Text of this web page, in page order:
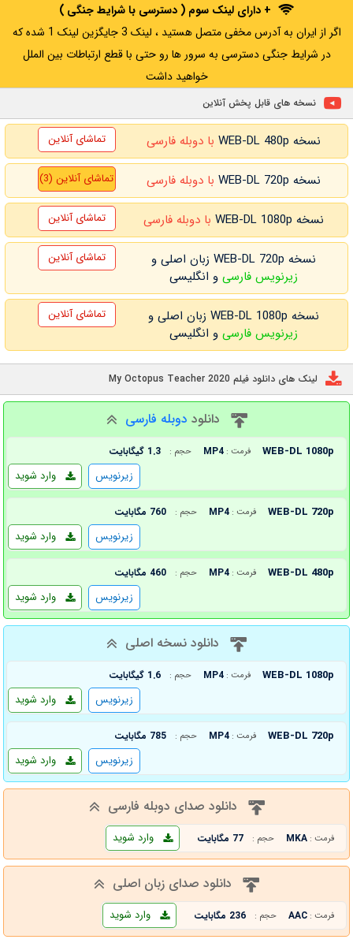
+ دارای لینک سوم ( دسترسی با شرایط جنگی )
اگر از ایران به آدرس مخفی متصل هستید ، لینک 3 جایگزین لینک 1 شده که
در شرایط جنگی دسترسی به سرور ها رو حتی با قطع ارتباطات بین الملل
خواهید داشت
نسخه های قابل پخش آنلاین
نسخه WEB-DL 480p با دوبله فارسی تماشای آنلاین
نسخه WEB-DL 720p با دوبله فارسی تماشای آنلاین (3)
نسخه WEB-DL 1080p با دوبله فارسی تماشای آنلاین
نسخه WEB-DL 720p زبان اصلی و
زیرنویس فارسی و انگلیسی
تماشای آنلاین
نسخه WEB-DL 1080p زبان اصلی و
زیرنویس فارسی و انگلیسی
تماشای آنلاین
لینک های دانلود فیلم My Octopus Teacher 2020
دانلود دوبله فارسی
WEB-DL 1080p فرمت : MP4 حجم : 1.3 گیگابایت
وارد شوید زیرنویس
WEB-DL 720p فرمت : MP4 حجم : 760 مگابایت
وارد شوید زیرنویس
WEB-DL 480p فرمت : MP4 حجم : 460 مگابایت
وارد شوید زیرنویس
دانلود نسخه اصلی
WEB-DL 1080p فرمت : MP4 حجم : 1.6 گیگابایت
وارد شوید زیرنویس
WEB-DL 720p فرمت : MP4 حجم : 785 مگابایت
وارد شوید زیرنویس
دانلود صدای دوبله فارسی
فرمت : MKA حجم : 77 مگابایت وارد شوید
دانلود صدای زبان اصلی
فرمت : AAC حجم : 236 مگابایت وارد شوید